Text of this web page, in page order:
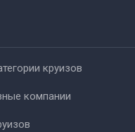
круизов
компании